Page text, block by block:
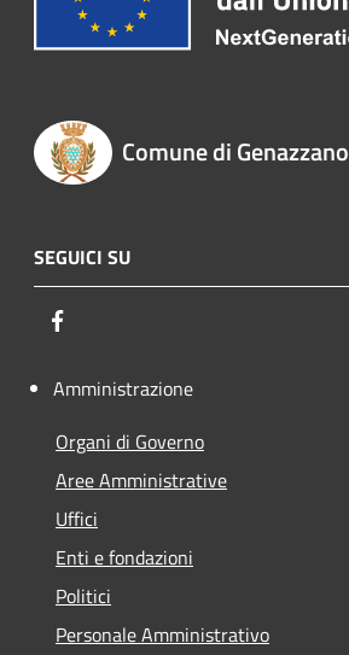
Comune di Genazzano
SEGUICI SU
Amministrazione
Organi di Governo
Aree Amministrative
Uffici
Enti e fondazioni
Politici
Personale Amministrativo